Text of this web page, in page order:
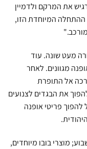
את המרקם ולדמיין
המיוחדת הזו,
מעט שונה. עוד
מגוונים. לאחר
אל התופרת
את הבגדים לצנועים
פריטי אופנה
מוצרי בובו מיוחדים,